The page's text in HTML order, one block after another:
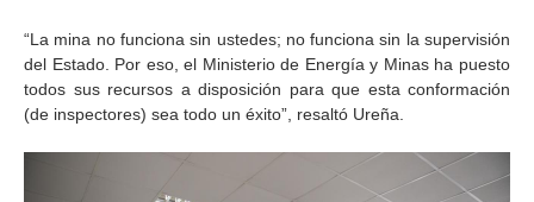
“La mina no funciona sin ustedes; no funciona sin la supervisión
del Estado. Por eso, el Ministerio de Energía y Minas ha puesto
todos sus recursos a disposición para que esta conformación
(de inspectores) sea todo un éxito”, resaltó Ureña.